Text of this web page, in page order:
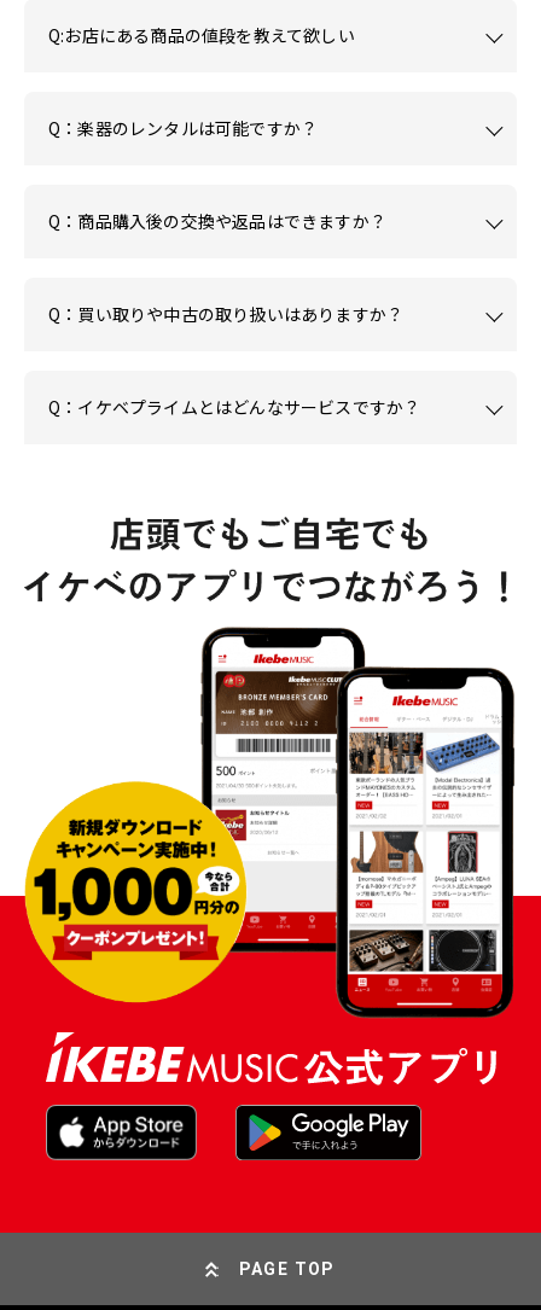
Q:お店にある商品の値段を教えて欲しい
Q：楽器のレンタルは可能ですか？
Q：商品購入後の交換や返品はできますか？
Q：買い取りや中古の取り扱いはありますか？
Q：イケベプライムとはどんなサービスですか？
PAGE TOP